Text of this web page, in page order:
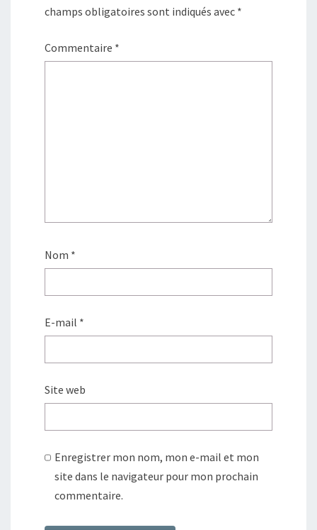
champs obligatoires sont indiqués avec *
Commentaire *
Nom *
E-mail *
Site web
Enregistrer mon nom, mon e-mail et mon
site dans le navigateur pour mon prochain
commentaire.